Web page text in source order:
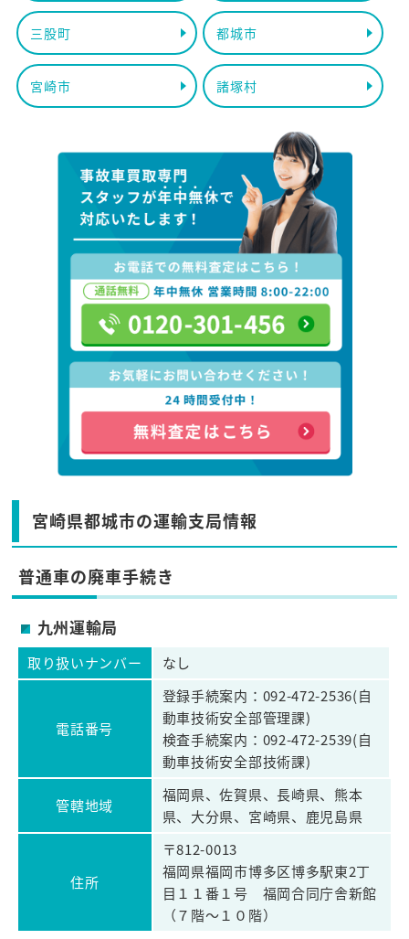
三股町 都城市
宮崎市 諸塚村
宮崎県都城市の運輸支局情報
普通車の廃車手続き
九州運輸局
取り扱いナンバー なし
電話番号
登録手続案内：092-472-2536(自
動車技術安全部管理課)
検査手続案内：092-472-2539(自
動車技術安全部技術課)
管轄地域
福岡県、佐賀県、長崎県、熊本
県、大分県、宮崎県、鹿児島県
住所
〒812-0013
福岡県福岡市博多区博多駅東2丁
目１１番１号 福岡合同庁舎新館
（７階～１０階）